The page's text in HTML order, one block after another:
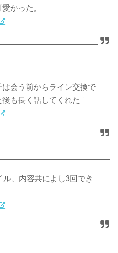
かった。
会う前からライン交換で
も長く話してくれた！
、内容共によし3回でき